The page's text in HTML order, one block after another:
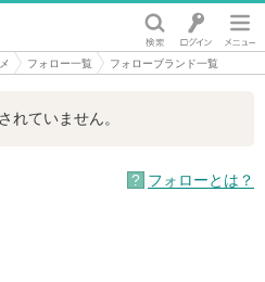
フォロー一覧 フォローブランド一覧
れていません。
フォローとは？